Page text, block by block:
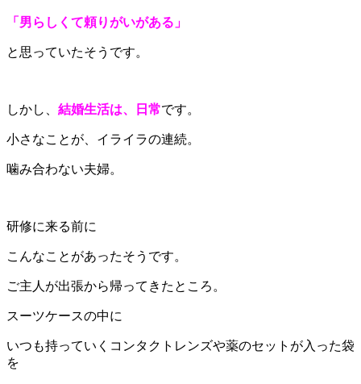
「男らしくて頼りがいがある」
と思っていたそうです。
しかし、 結婚生活は、日常です。
小さなことが、イライラの連続。
噛み合わない夫婦。
研修に来る前に
こんなことがあったそうです。
ご主人が出張から帰ってきたところ。
スーツケースの中に
いつも持っていくコンタクトレンズや薬のセットが入った袋
を